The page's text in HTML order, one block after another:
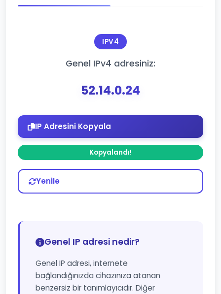
IPV4
Genel IPv4 adresiniz:
52.14.0.24
IP Adresini Kopyala
Kopyalandı!
Yenile
Genel IP adresi nedir?
Genel IP adresi, internete
bağlandığınızda cihazınıza atanan
benzersiz bir tanımlayıcıdır. Diğer